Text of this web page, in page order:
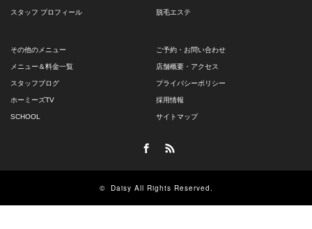
スタッフ プロフィール 脱毛エステ
その他のメニュー
メニュー＆料金一覧
スタッフブログ
ホーミーズTV
SCHOOL
ご予約・お問い合わせ
店舗概要・アクセス
プライバシーポリシー
採用情報
サイトマップ
© Daisy All Rights Reserved.